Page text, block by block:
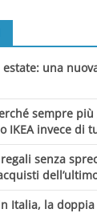
una
sempre
IKEA invece di
senza
Italia, la